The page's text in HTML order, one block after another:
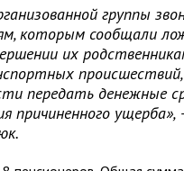
группы
которым сообщали
их
передать денежные
причиненного ущерба»,